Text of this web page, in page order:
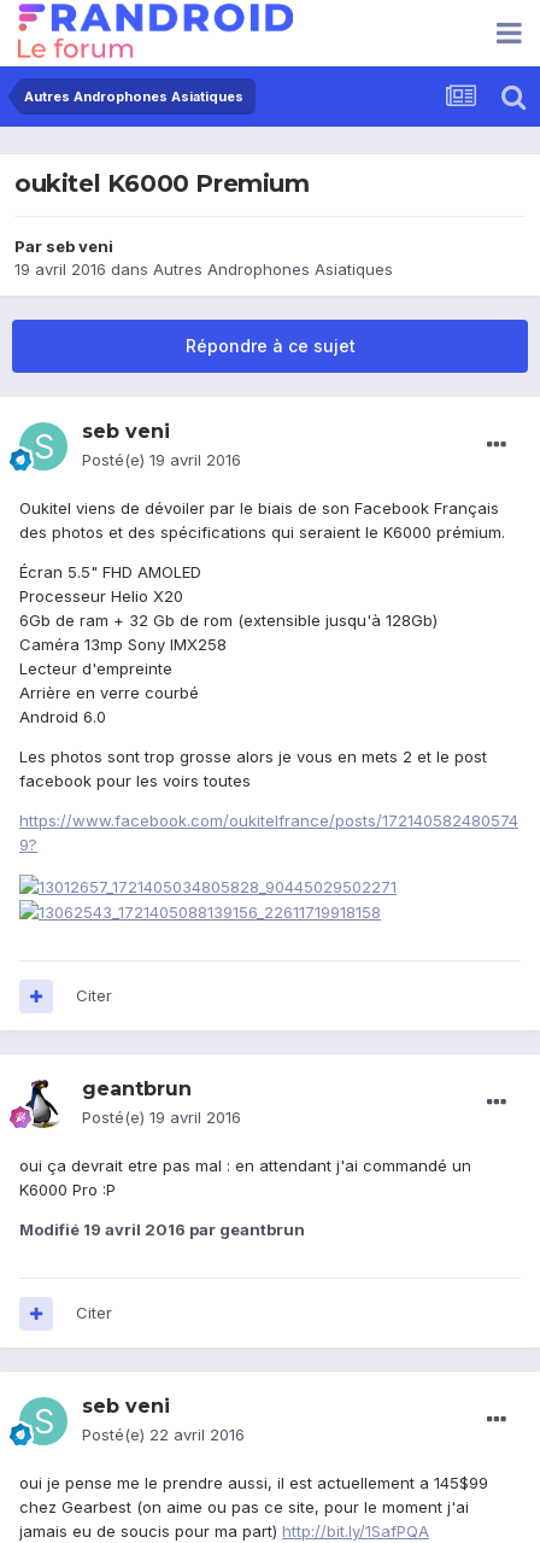
Autres Androphones Asiatiques
oukitel K6000 Premium
Par seb veni
19 avril 2016 dans Autres Androphones Asiatiques
Répondre à ce sujet
seb veni
Posté(e) 19 avril 2016
Oukitel viens de dévoiler par le biais de son Facebook Français
des photos et des spécifications qui seraient le K6000 prémium.
Écran 5.5" FHD AMOLED
Processeur Helio X20
6Gb de ram + 32 Gb de rom (extensible jusqu'à 128Gb)
Caméra 13mp Sony IMX258
Lecteur d'empreinte
Arrière en verre courbé
Android 6.0
Les photos sont trop grosse alors je vous en mets 2 et le post
facebook pour les voirs toutes
https://www.facebook.com/oukitelfrance/posts/172140582480574
9?
Citer
geantbrun
Posté(e) 19 avril 2016
oui ça devrait etre pas mal : en attendant j'ai commandé un
K6000 Pro :P
Modifié 19 avril 2016 par geantbrun
Citer
seb veni
Posté(e) 22 avril 2016
oui je pense me le prendre aussi, il est actuellement a 145$99
chez Gearbest (on aime ou pas ce site, pour le moment j'ai
jamais eu de soucis pour ma part) http://bit.ly/1SafPQA